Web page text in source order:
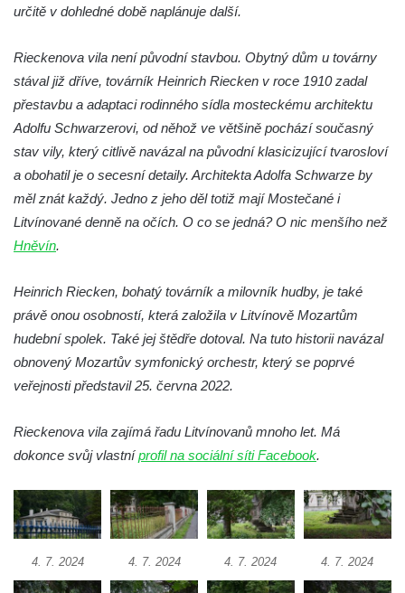
Hudební altán u lázeňského domu Bílina v
Bílině-Kyselce
Letohrádek Milešov
Vila Pfaffenhof (zámeček Fafák – Veveří) u
továrny Richard v Litoměřicích
Malé Litoměřice
Československé armády v Chomutově
Dřevěná stáj na rozcestí ve Dřevcích
Hvězdárna Staré (Třebívlice)
(Jablonné v Podještědí) – ve skutečnosti
hasičská zbrojnice
Park Boheminium (Mariánské Lázně)
Vysoká pec v Šindelové
Důlní díla Přebuz
určitě v dohledné době naplánuje další.
Rieckenova vila není původní stavbou. Obytný dům u továrny
stával již dříve, továrník Heinrich Riecken v roce 1910 zadal
přestavbu a adaptaci rodinného sídla mosteckému architektu
Adolfu Schwarzerovi, od něhož ve většině pochází současný
stav vily, který citlivě navázal na původní klasicizující tvarosloví
a obohatil je o secesní detaily. Architekta Adolfa Schwarze by
měl znát každý. Jedno z jeho děl totiž mají Mostečané i
Litvínované denně na očích. O co se jedná? O nic menšího než
Hněvín.
Heinrich Riecken, bohatý továrník a milovník hudby, je také
právě onou osobností, která založila v Litvínově Mozartům
hudební spolek. Také jej štědře dotoval. Na tuto historii navázal
obnovený Mozartův symfonický orchestr, který se poprvé
veřejnosti představil 25. června 2022.
Rieckenova vila zajímá řadu Litvínovanů mnoho let. Má
dokonce svůj vlastníprofil na sociální síti Facebook.
4. 7. 2024 4. 7. 2024 4. 7. 2024 4. 7. 2024